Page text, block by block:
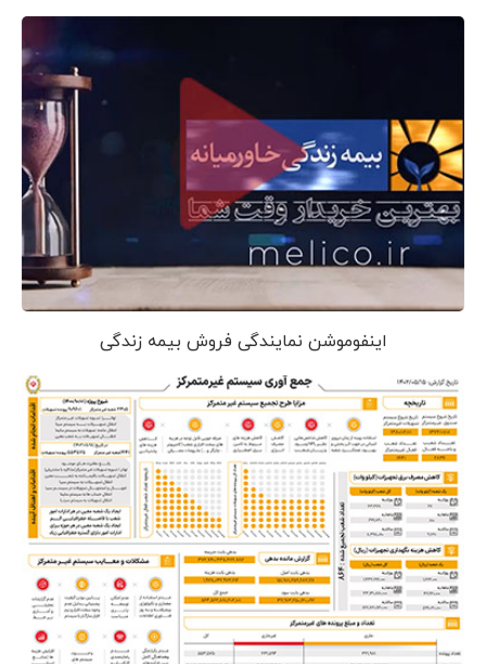
اینفوموشن نمایندگی فروش بیمه زندگی